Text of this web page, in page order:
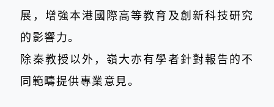
展，增強本港國際高等教育及創新科技研究
的影響力。
除秦教授以外，嶺大亦有學者針對報告的不
同範疇提供專業意見。